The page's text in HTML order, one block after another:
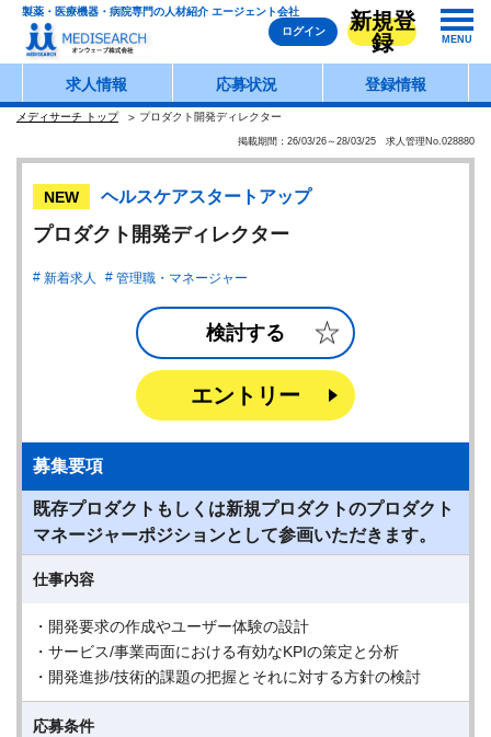
製薬・医療機器・病院専門の人材紹介 エージェント会社
ログイン
新規登
録
MENU
求人情報 応募状況 登録情報
メディサーチ トップ プロダクト開発ディレクター
掲載期間：26/03/26～28/03/25 求人管理No.028880
NEW ヘルスケアスタートアップ
プロダクト開発ディレクター
新着求人 管理職・マネージャー
検討する
エントリー
募集要項
既存プロダクトもしくは新規プロダクトのプロダクト
マネージャーポジションとして参画いただきます。
仕事内容
・開発要求の作成やユーザー体験の設計
・サービス/事業両面における有効なKPIの策定と分析
・開発進捗/技術的課題の把握とそれに対する方針の検討
応募条件